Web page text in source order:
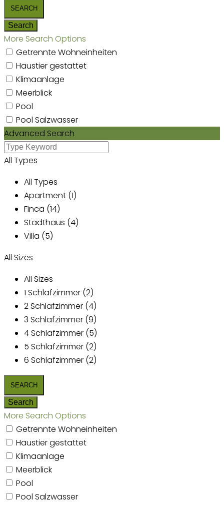
More Search Options
Getrennte Wohneinheiten
Haustier gestattet
Klimaanlage
Meerblick
Pool
Pool Salzwasser
Advanced Search
All Types
All Types
Apartment (1)
Finca (14)
Stadthaus (4)
Villa (5)
All Sizes
All Sizes
1 Schlafzimmer (2)
2 Schlafzimmer (4)
3 Schlafzimmer (9)
4 Schlafzimmer (5)
5 Schlafzimmer (2)
6 Schlafzimmer (2)
More Search Options
Getrennte Wohneinheiten
Haustier gestattet
Klimaanlage
Meerblick
Pool
Pool Salzwasser